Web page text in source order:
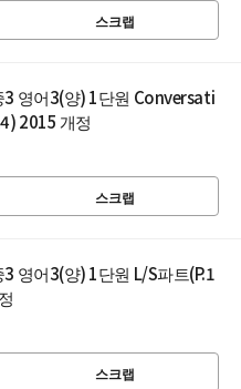
스크랩
3 영어3(양) 1단원 Conversati
2015 개정
스크랩
3 영어3(양) 1단원 L/S파트(P.1
스크랩